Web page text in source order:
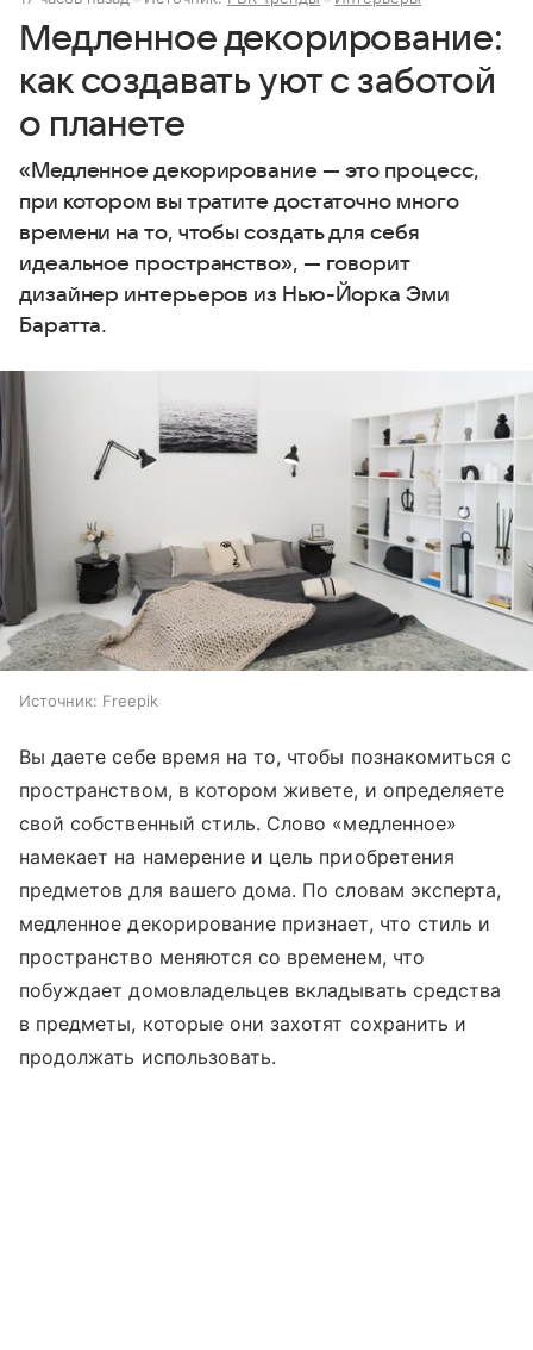
Медленное декорирование:
как создавать уют с заботой
о планете
«Медленное декорирование — это процесс,
при котором вы тратите достаточно много
времени на то, чтобы создать для себя
идеальное пространство», — говорит
дизайнер интерьеров из Нью-Йорка Эми
Баратта.
Источник: Freepik
Вы даете себе время на то, чтобы познакомиться с
пространством, в котором живете, и определяете
свой собственный стиль. Слово «медленное»
намекает на намерение и цель приобретения
предметов для вашего дома. По словам эксперта,
медленное декорирование признает, что стиль и
пространство меняются со временем, что
побуждает домовладельцев вкладывать средства
в предметы, которые они захотят сохранить и
продолжать использовать.